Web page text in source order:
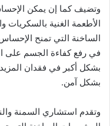
وتضيف كما إن يمكن
الأطعمة الغنية
الساخنة التي تمنح
في رفع كفاءة الجسم على
بشكل أكبر في فقدان
بشكل آمن.
وتقدم استشاري السمنة